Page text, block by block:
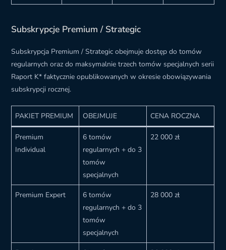
Subskrypcje Premium / Strategic
Subskrypcja Premium / Strategic obejmuje dostęp do tomów
regularnych oraz do maksymalnie trzech tomów specjalnych serii
Raport K* faktycznie opublikowanych w okresie obowiązywania
subskrypcji rocznej.
PAKIET PREMIUM OBEJMUJE CENA ROCZNA
Premium
Individual
6 tomów
regularnych + do 3
tomów
specjalnych
22 000 zł
Premium Expert
6 tomów
regularnych + do 3
tomów
specjalnych
28 000 zł